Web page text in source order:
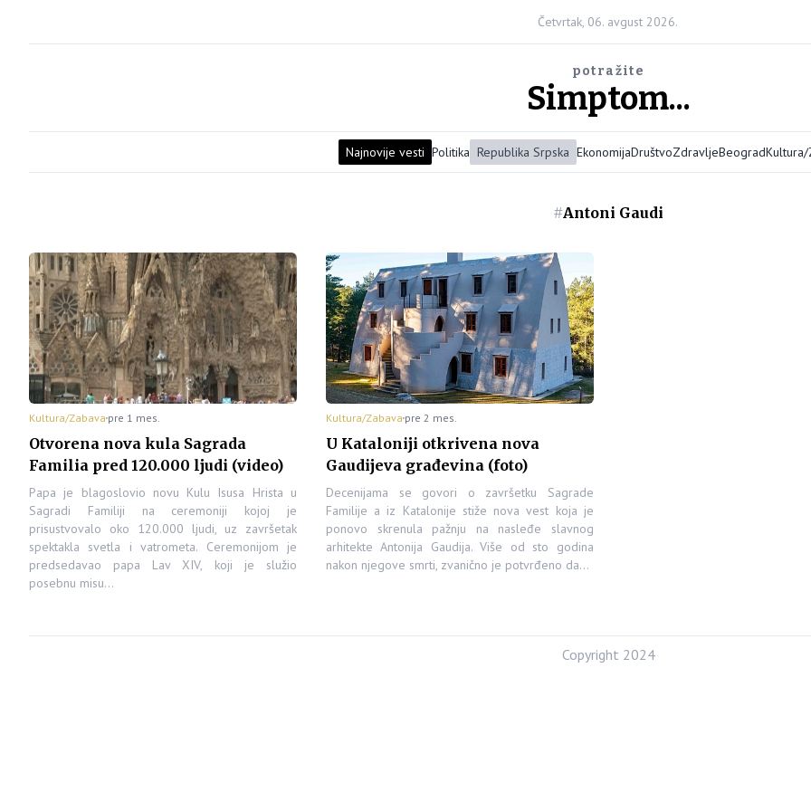
Četvrtak, 06. avgust 2026.
potražite
Simptom...
Najnovije vesti Politika Republika Srpska EkonomijaDruštvoZdravljeBeogradKultura/
#Antoni Gaudi
Kultura/Zabava pre 1 mes.
Otvorena nova kula Sagrada
Familia pred 120.000 ljudi (video)
Papa je blagoslovio novu Kulu Isusa Hrista u
Sagradi Familiji na ceremoniji kojoj je
prisustvovalo oko 120.000 ljudi, uz završetak
spektakla svetla i vatrometa. Ceremonijom je
predsedavao papa Lav XIV, koji je služio
posebnu misu…
Kultura/Zabavapre 2 mes.
U Kataloniji otkrivena nova
Gaudijeva građevina (foto)
Decenijama se govori o završetku Sagrade
Familije a iz Katalonije stiže nova vest koja je
ponovo skrenula pažnju na nasleđe slavnog
arhitekte Antonija Gaudija. Više od sto godina
nakon njegove smrti, zvanično je potvrđeno da…
Copyright 2024